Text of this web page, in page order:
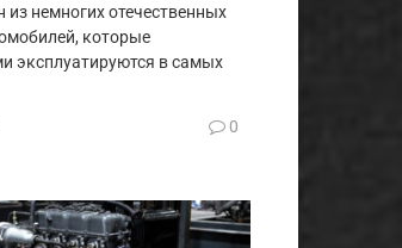
немногих отечественных
которые
эксплуатируются в самых
0